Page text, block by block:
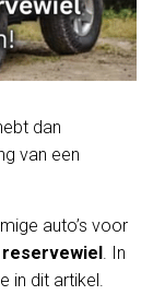
dan
van een
auto’s voor
. In
in dit artikel.